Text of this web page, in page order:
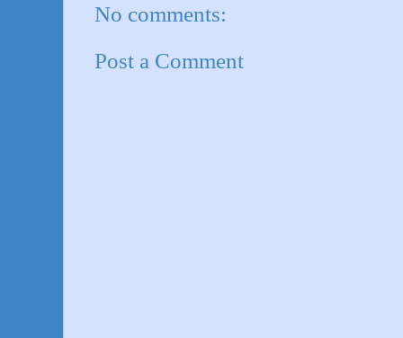
No comments:
Post a Comment